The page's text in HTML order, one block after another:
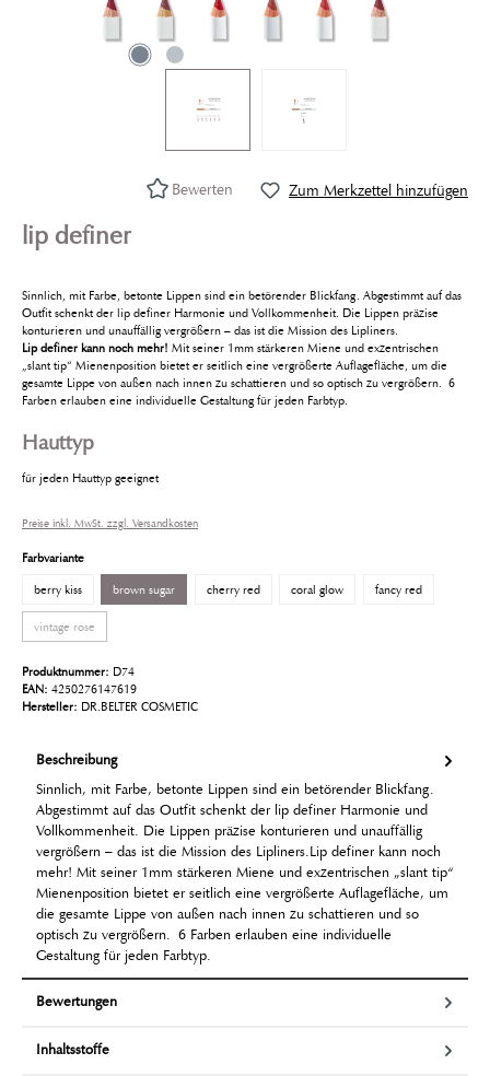
Zum Merkzettel hinzufügen
Bewerten
lip definer
Sinnlich, mit Farbe, betonte Lippen sind ein betörender Blickfang. Abgestimmt auf das
Outfit schenkt der lip definer Harmonie und Vollkommenheit. Die Lippen präzise
konturieren und unauffällig vergrößern – das ist die Mission des Lipliners.
Lip definer kann noch mehr! Mit seiner 1mm stärkeren Miene und exzentrischen
„slant tip“ Mienenposition bietet er seitlich eine vergrößerte Auflagefläche, um die
gesamte Lippe von außen nach innen zu schattieren und so optisch zu vergrößern. 6
Farben erlauben eine individuelle Gestaltung für jeden Farbtyp.
Hauttyp
für jeden Hauttyp geeignet
Preise inkl. MwSt. zzgl. Versandkosten
Farbvariante
berry kiss brown sugar cherry red coral glow fancy red
vintage rose
Produktnummer: D74
EAN: 4250276147619
Hersteller: DR.BELTER COSMETIC
Beschreibung
Sinnlich, mit Farbe, betonte Lippen sind ein betörender Blickfang.
Abgestimmt auf das Outfit schenkt der lip definer Harmonie und
Vollkommenheit. Die Lippen präzise konturieren und unauffällig
vergrößern – das ist die Mission des Lipliners.Lip definer kann noch
mehr! Mit seiner 1mm stärkeren Miene und exzentrischen „slant tip“
Mienenposition bietet er seitlich eine vergrößerte Auflagefläche, um
die gesamte Lippe von außen nach innen zu schattieren und so
optisch zu vergrößern. 6 Farben erlauben eine individuelle
Gestaltung für jeden Farbtyp.
Bewertungen
Inhaltsstoffe